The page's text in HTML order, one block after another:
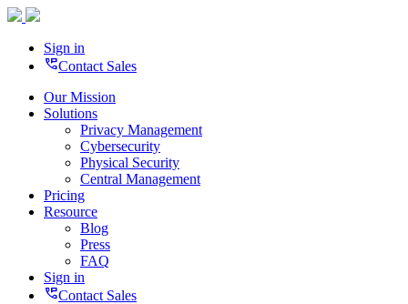
Sign in
perm_phone_msgContact Sales
Our Mission
Solutions
Privacy Management
Cybersecurity
Physical Security
Central Management
Pricing
Resource
Blog
Press
FAQ
Sign in
perm_phone_msgContact Sales